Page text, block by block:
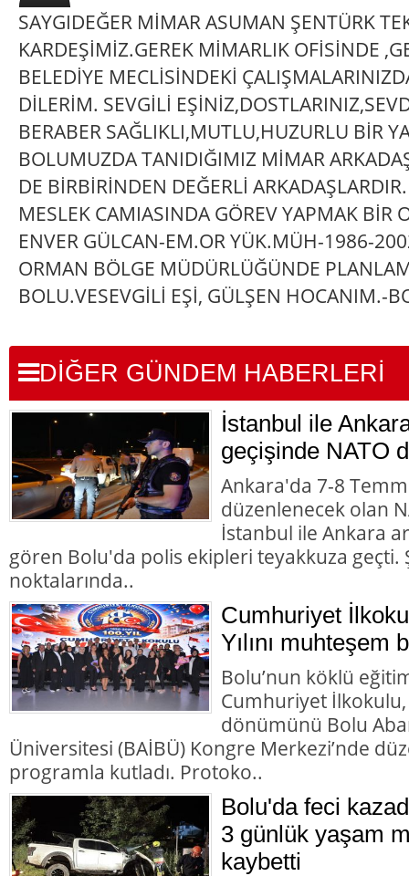
SAYGIDEĞER MİMAR ASUMAN ŞENTÜRK
KARDEŞİMİZ.GEREK MİMARLIK OFİSİNDE
BELEDİYE MECLİSİNDEKİ
DİLERİM. SEVGİLİ
BERABER SAĞLIKLI,MUTLU,HUZURLU BİR
BOLUMUZDA TANIDIĞIMIZ MİMAR
DE BİRBİRİNDEN DEĞERLİ
MESLEK CAMIASINDA GÖREV YAPMAK BİR
ENVER GÜLCAN-EM.OR YÜK.MÜH-1986-
ORMAN BÖLGE MÜDÜRLÜĞÜNDE
BOLU.VESEVGİLİ EŞİ, GÜLŞEN HOCANIM.-
DİĞER GÜNDEM HABERLERİ
İstanbul ile
geçişinde NATO
Ankara'da 7-8
düzenlenecek olan
İstanbul ile Ankara
gören Bolu'da polis ekipleri teyakkuza geçti.
noktalarında..
Cumhuriyet
Yılını muhteşem
Bolu’nun köklü
Cumhuriyet
dönümünü Bolu
Üniversitesi (BAİBÜ) Kongre Merkezi’nde
programla kutladı. Protoko..
Bolu'da feci
3 günlük yaşam
kaybetti